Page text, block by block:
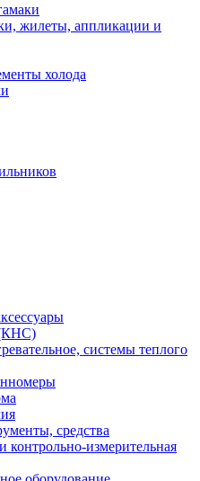
жилеты, аппликации и
холода
(КНС)
системы теплого
средства
измерительная